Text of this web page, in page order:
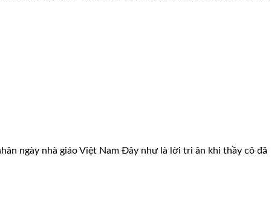
ngày nhà giáo Việt Nam Đây như là lời tri ân khi thầy cô đã